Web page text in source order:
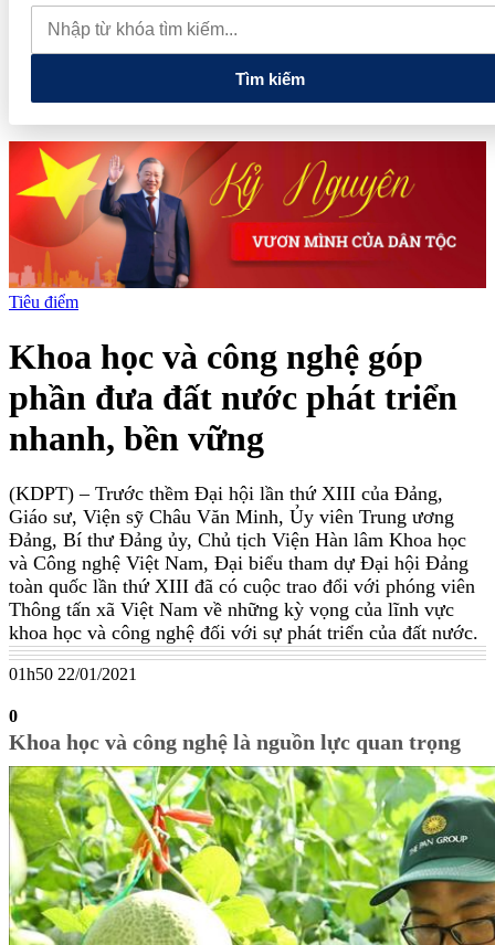
lao dốc mất mốc 100.000 đồng/kg
Chính phủ kiến tạo hệ sinh
thái phát triển, nâng tầm kinh tế tư nhân
Tìm kiếm
Tiêu điểm
Khoa học và công nghệ góp
phần đưa đất nước phát triển
nhanh, bền vững
(KDPT) – Trước thềm Đại hội lần thứ XIII của Đảng,
Giáo sư, Viện sỹ Châu Văn Minh, Ủy viên Trung ương
Đảng, Bí thư Đảng ủy, Chủ tịch Viện Hàn lâm Khoa học
và Công nghệ Việt Nam, Đại biểu tham dự Đại hội Đảng
toàn quốc lần thứ XIII đã có cuộc trao đổi với phóng viên
Thông tấn xã Việt Nam về những kỳ vọng của lĩnh vực
khoa học và công nghệ đối với sự phát triển của đất nước.
01h50 22/01/2021
0
Khoa học và công nghệ là nguồn lực quan trọng